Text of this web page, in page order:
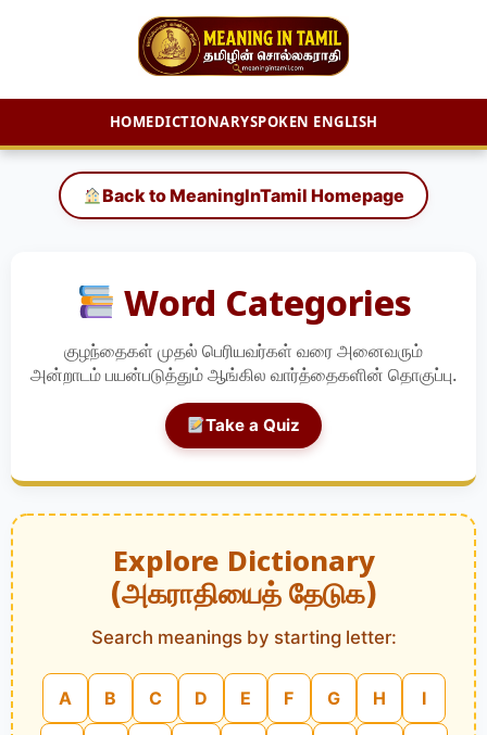
HOMEDICTIONARYSPOKEN ENGLISH
content
Back to MeaningInTamil Homepage
Word Categories
குழந்தைகள் முதல் பெரியவர்கள் வரை அனைவரும்
அன்றாடம் பயன்படுத்தும் ஆங்கில வார்த்தைகளின் தொகுப்பு.
Take a Quiz
Explore Dictionary
(அகராதியைத் தேடுக)
Search meanings by starting letter:
A B C D E F G H I